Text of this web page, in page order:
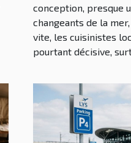
conception, presque
changeants de la
vite, les cuisinistes
pourtant décisive,